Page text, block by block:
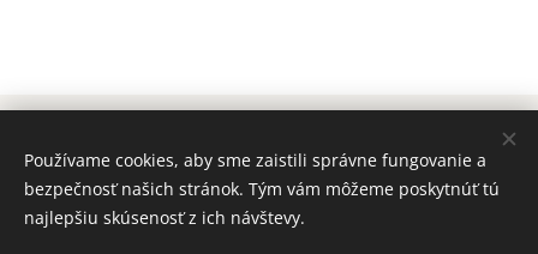
www.majadizajn.eu
Cookies
Používame cookies, aby sme zaistili správne fungovanie a
bezpečnosť našich stránok. Tým vám môžeme poskytnúť tú
najlepšiu skúsenosť z ich návštevy.